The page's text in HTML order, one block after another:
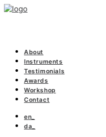
About
Instruments
Testimonials
Awards
Workshop
Contact
en_
da_